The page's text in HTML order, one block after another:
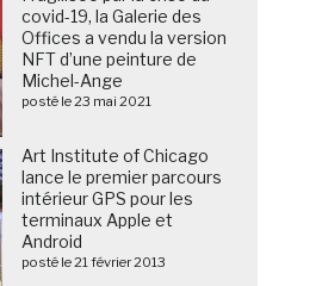
covid-19, la Galerie des
Offices a vendu la version
NFT d’une peinture de
Michel-Ange
posté le 23 mai 2021
Art Institute of Chicago
lance le premier parcours
intérieur GPS pour les
terminaux Apple et
Android
posté le 21 février 2013